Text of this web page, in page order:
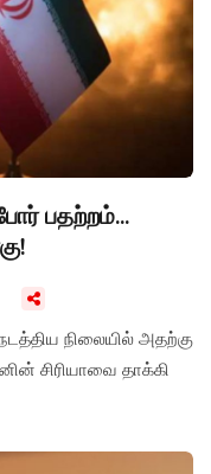
பதற்றம்...
நிலையில் அதற்கு
சிரியாவை தாக்கி